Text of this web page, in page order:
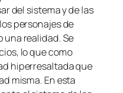
del sistema y de las
personajes de
una realidad. Se
lo que como
hiperresaltada que
misma. En esta